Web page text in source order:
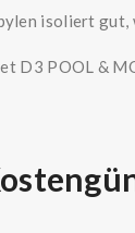
isoliert gut,
D3 POOL &